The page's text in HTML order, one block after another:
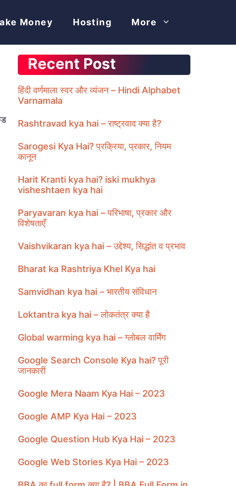
Money Hosting More
Recent Post
हिंदी वर्णमाला स्वर और व्यंजन – Hindi Alphabet
Varnamala
Rashtravad kya hai – राष्ट्रवाद क्या है?
Sarogesi Kya Hai? प्रक्रिया, प्रकार, नियम
कानून
Harit Kranti kya hai? iski mukhya
visheshtaen kya hai
Paryavaran kya hai – परिभाषा, प्रकार और
विशेषताएँ
Vaishvikaran kya hai – उद्देश्य, सिद्धांत व प्रभाव
Bharat ka Rashtriya Khel Kya hai
Samvidhan kya hai – भारतीय संविधान
Loktantra kya hai – लोकतंत्र क्या है
Global warming kya hai – ग्लोबल वार्मिंग
Google Search Console Kya hai? पूरी
जानकारी
Google Mera Naam Kya Hai – 2023
Google AMP Kya Hai – 2023
Google Question Hub Kya Hai – 2023
Google Web Stories Kya Hai – 2023